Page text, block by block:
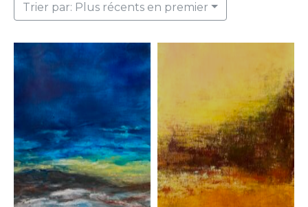
Trier par: Plus récents en premier